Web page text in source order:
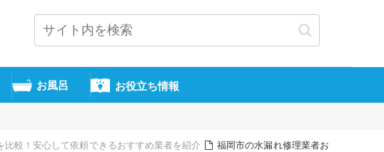
お風呂 お役立ち情報
比較！安心して依頼できるおすすめ業者を紹介
福岡市の水漏れ修理業者お